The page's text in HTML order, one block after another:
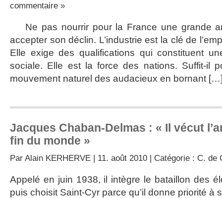
commentaire »
Ne pas nourrir pour la France une grande
accepter son déclin. L’industrie est la clé de
Elle exige des qualifications qui constituent
sociale. Elle est la force des nations. Suffit-il
mouvement naturel des audacieux en bornant
Jacques Chaban-Delmas : « Il vécut
fin du monde »
Par Alain KERHERVE | 11. août 2010 | Catégorie : C. de
Appelé en juin 1938, il intègre le bataillon des
puis choisit Saint-Cyr parce qu’il donne priorité à